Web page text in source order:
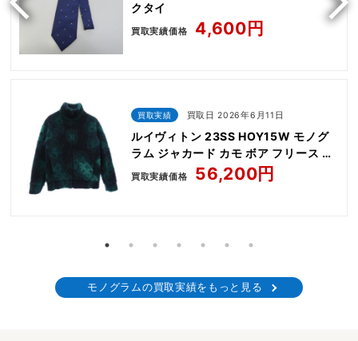
クタイ
買取実績価格 4,600円
買取実績 買取日 2026年6月11日
ルイヴィトン 23SS HOY15W モノグ
ラム ジャカード カモ ボア フリース ジ
ャケット ブルゾン
買取実績価格 56,200円
モノグラムの買取実績をもっと見る